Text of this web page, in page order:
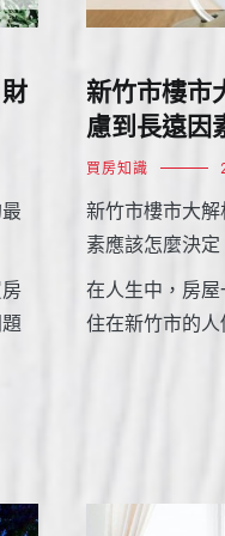
新竹市樓市
慮到長遠因
買房知識
新竹市樓市大
素應該怎麼決定
在人生中，房
住在新竹市的人